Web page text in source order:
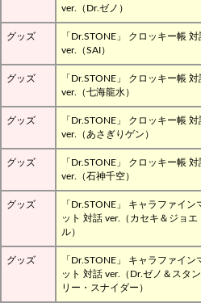
ver.（Dr.ゼノ）
グッズ
「Dr.STONE」 クロッキー帳 対
ver.（SAI）
グッズ
「Dr.STONE」 クロッキー帳 対
ver.（七海龍水）
グッズ
「Dr.STONE」 クロッキー帳 対
ver.（あさぎりゲン）
グッズ
「Dr.STONE」 クロッキー帳 対
ver.（石神千空）
グッズ
「Dr.STONE」 キャラファイン
ット 対話 ver.（カセキ＆ジョエ
ル）
グッズ
「Dr.STONE」 キャラファイン
ット 対話 ver.（Dr.ゼノ＆スタン
リー・スナイダー）